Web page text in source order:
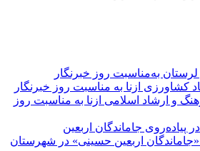
لرستان به‌مناسبت روز خبرنگار
کشاورزی ازنا به مناسبت روز خبرنگار
و ارشاد اسلامی ازنا به مناسبت روز
جاماندگان اربعین
«جاماندگان اربعین حسینی» در شهرستان